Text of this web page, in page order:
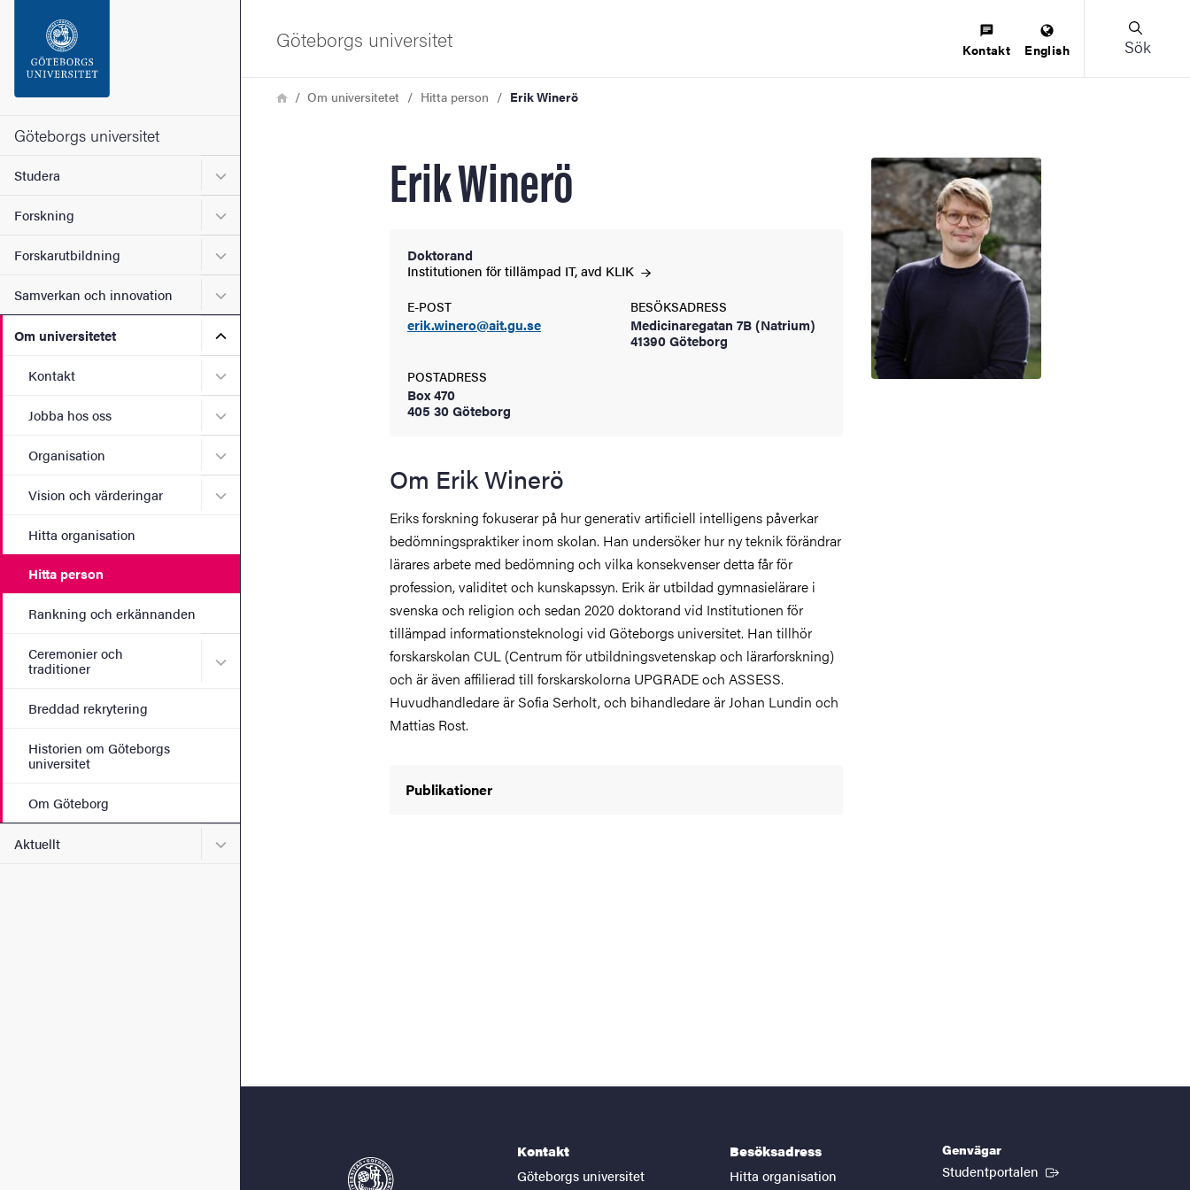
Sidfoten
Om webbplatsen
Göteborgs universitet
Studera Undermeny för Studera
Forskning Undermeny för Forskning
Forskarutbildning Undermeny för Forskarutbildning
Samverkan och innovation Undermeny för Samverkan och innovation
Om universitetet Undermeny för Om universitetet
Kontakt Undermeny för Kontakt
Jobba hos oss Undermeny för Jobba hos oss
Organisation Undermeny för Organisation
Vision och värderingar Undermeny för Vision och värderingar
Hitta organisation
Hitta person
Rankning och erkännanden
Ceremonier och
traditioner
Undermeny för Ceremonier och traditioner
Breddad rekrytering
Historien om Göteborgs
universitet
Om Göteborg
Aktuellt Undermeny för Aktuellt
Göteborgs universitet Kontakt English Sök
LänkstigHemOm universitetet Hitta person Erik Winerö
Erik Winerö
Doktorand
Institutionen för tillämpad IT, avd KLIK
E-POST
erik.winero@ait.gu.se
BESÖKSADRESS
Medicinaregatan 7B (Natrium)
41390 Göteborg
POSTADRESS
Box 470
405 30 Göteborg
Om Erik Winerö
Eriks forskning fokuserar på hur generativ artificiell intelligens påverkar
bedömningspraktiker inom skolan. Han undersöker hur ny teknik förändrar
lärares arbete med bedömning och vilka konsekvenser detta får för
profession, validitet och kunskapssyn. Erik är utbildad gymnasielärare i
svenska och religion och sedan 2020 doktorand vid Institutionen för
tillämpad informationsteknologi vid Göteborgs universitet. Han tillhör
forskarskolan CUL (Centrum för utbildningsvetenskap och lärarforskning)
och är även affilierad till forskarskolorna UPGRADE och ASSESS.
Huvudhandledare är Sofia Serholt, och bihandledare är Johan Lundin och
Mattias Rost.
Publikationer
Kontakt
Göteborgs universitet
Besöksadress
Hitta organisation
Genvägar
Studentportalen (Extern länk)